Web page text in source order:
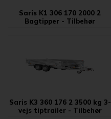
Saris K1 306 170 2000 2
Bagtipper - Tilbehør
Saris K3 360 176 2 3500 kg 3-
vejs tiptrailer - Tilbehør